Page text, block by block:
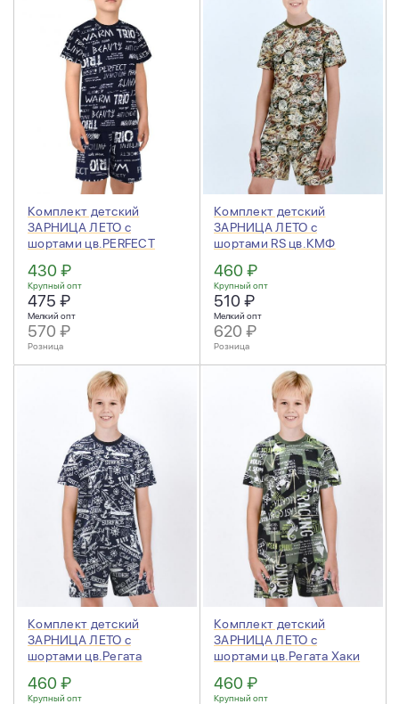
Комплект детский
ЗАРНИЦА ЛЕТО с
шортами цв.PERFECT
430 ₽
Крупный опт
475 ₽
Мелкий опт
570 ₽
Розница
Комплект детский
ЗАРНИЦА ЛЕТО с
шортами RS цв.КМФ
460 ₽
Крупный опт
510 ₽
Мелкий опт
620 ₽
Розница
Комплект детский
ЗАРНИЦА ЛЕТО с
шортами цв.Регата
460 ₽
Крупный опт
Комплект детский
ЗАРНИЦА ЛЕТО с
шортами цв.Регата Хаки
460 ₽
Крупный опт